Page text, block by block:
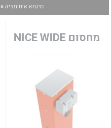
סיגמא אוטומציה »
מחסום NICE WIDE